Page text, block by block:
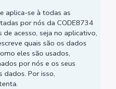
aplica-se à todas as
por nós da CODE8734
acesso, seja no aplicativo,
quais são os dados
eles são usados,
por nós e os seus
dados. Por isso,